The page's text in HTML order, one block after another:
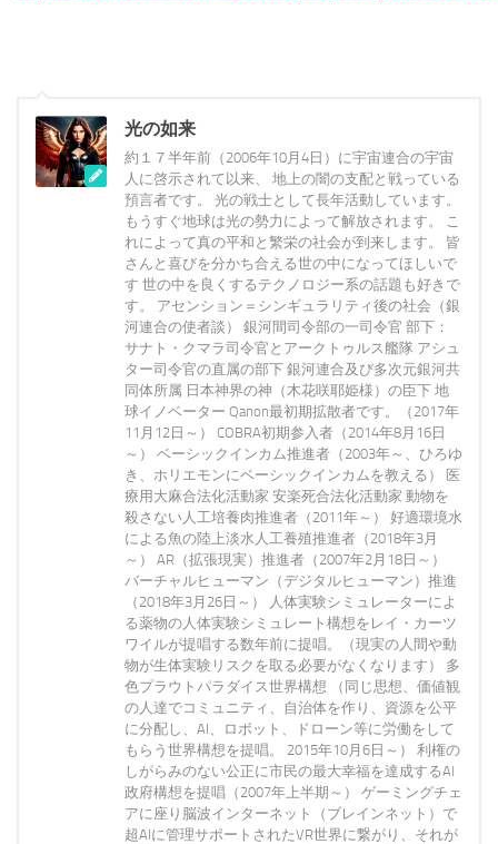
光の如来
約１７半年前（2006年10月4日）に宇宙連合の宇宙
人に啓示されて以来、 地上の闇の支配と戦っている
預言者です。 光の戦士として長年活動しています。
もうすぐ地球は光の勢力によって解放されます。 こ
れによって真の平和と繁栄の社会が到来します。 皆
さんと喜びを分かち合える世の中になってほしいで
す 世の中を良くするテクノロジー系の話題も好きで
す。 アセンション＝シンギュラリティ後の社会（銀
河連合の使者談） 銀河間司令部の一司令官 部下：
サナト・クマラ司令官とアークトゥルス艦隊 アシュ
ター司令官の直属の部下 銀河連合及び多次元銀河共
同体所属 日本神界の神（木花咲耶姫様）の臣下 地
球イノベーター Qanon最初期拡散者です。（2017年
11月12日～） COBRA初期参入者（2014年8月16日
～） ベーシックインカム推進者（2003年～、ひろゆ
き、ホリエモンにベーシックインカムを教える） 医
療用大麻合法化活動家 安楽死合法化活動家 動物を
殺さない人工培養肉推進者（2011年～） 好適環境水
による魚の陸上淡水人工養殖推進者（2018年3月
～） AR（拡張現実）推進者（2007年2月18日～）
バーチャルヒューマン（デジタルヒューマン）推進
（2018年3月26日～） 人体実験シミュレーターによ
る薬物の人体実験シミュレート構想をレイ・カーツ
ワイルが提唱する数年前に提唱。（現実の人間や動
物が生体実験リスクを取る必要がなくなります） 多
色プラウトパラダイス世界構想 （同じ思想、価値観
の人達でコミュニティ、自治体を作り、資源を公平
に分配し、AI、ロボット、ドローン等に労働をして
もらう世界構想を提唱。 2015年10月6日～） 利権の
しがらみのない公正に市民の最大幸福を達成するAI
政府構想を提唱（2007年上半期～） ゲーミングチェ
アに座り脳波インターネット（ブレインネット）で
超AIに管理サポートされたVR世界に繋がり、それが